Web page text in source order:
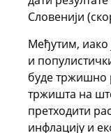
Словенији
Међутим,
и
буде тржишно
тржишта на
претходити
инфлацију и